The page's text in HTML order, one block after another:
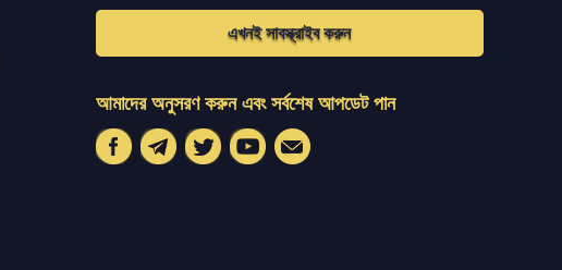
এখনই সাবস্ক্রাইব করুন
আমাদের অনুসরণ করুন এবং সর্বশেষ আপডেট পান